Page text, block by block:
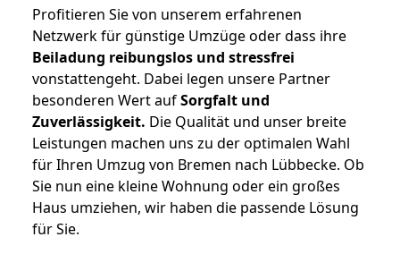
Profitieren Sie von unserem erfahrenen
Netzwerk für günstige Umzüge oder dass ihre
Beiladung reibungslos und stressfrei
vonstattengeht. Dabei legen unsere Partner
besonderen Wert aufSorgfalt und
Zuverlässigkeit. Die Qualität und unser breite
Leistungen machen uns zu der optimalen Wahl
für Ihren Umzug von Bremen nach Lübbecke. Ob
Sie nun eine kleine Wohnung oder ein großes
Haus umziehen, wir haben die passende Lösung
für Sie.